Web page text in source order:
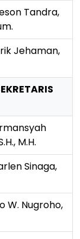
Tandra,
Jehaman,
M.H.
Sinaga,
W. Nugroho,